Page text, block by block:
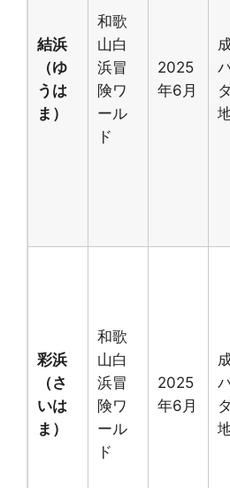
結浜
（ゆ
うは
ま）
和歌
山白
浜冒
険ワ
ール
ド
2025
年6月
彩浜
（さ
いは
ま）
和歌
山白
浜冒
険ワ
ール
ド
2025
年6月